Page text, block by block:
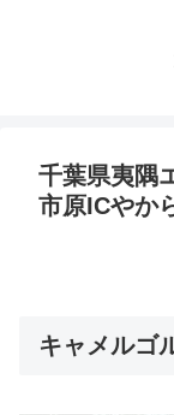
千葉県夷隅
市原ICやか
キャメルゴ